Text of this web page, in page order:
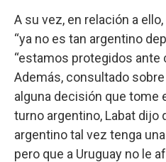
A su vez, en relación a
“ya no es tan argentino
“estamos protegidos ante
Además, consultado
alguna decisión que tome
turno argentino, Labat dijo
argentino tal vez tenga
pero que a Uruguay no le